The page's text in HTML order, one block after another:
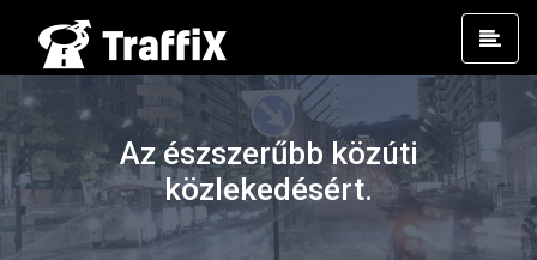
Az észszerűbb közúti
közlekedésért.